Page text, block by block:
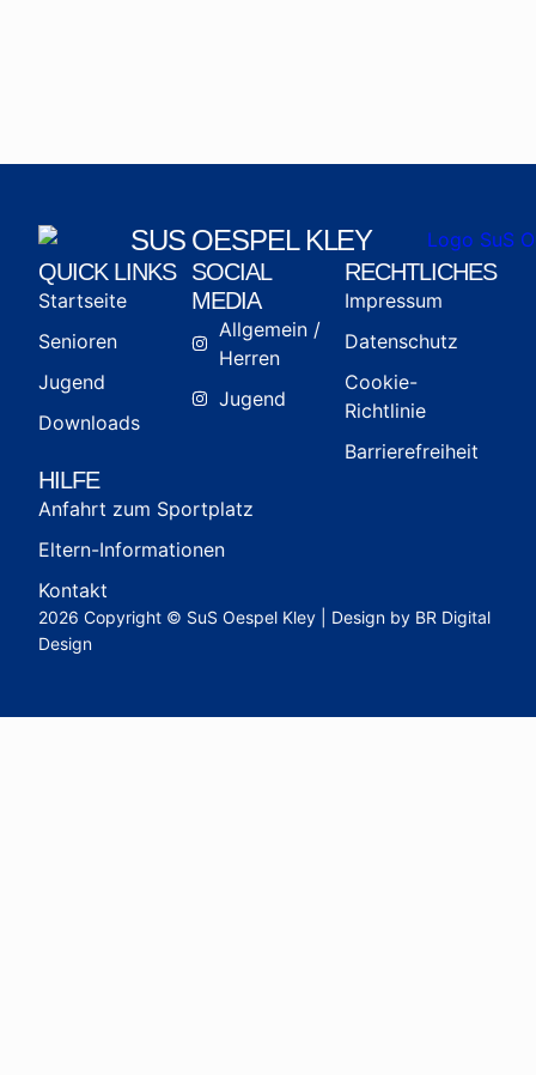
SUS OESPEL KLEY
QUICK LINKS
Startseite
Senioren
Jugend
Downloads
SOCIAL
MEDIA
Allgemein /
Herren
Jugend
RECHTLICHES
Impressum
Datenschutz
Cookie-
Richtlinie
Barrierefreiheit
HILFE
Anfahrt zum Sportplatz
Eltern-Informationen
Kontakt
2026 Copyright © SuS Oespel Kley | Design by BR Digital
Design